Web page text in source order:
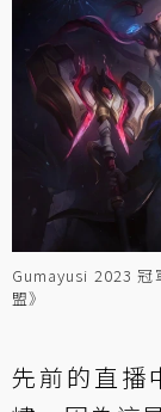
Gumayusi 2023
盟》
先前的直播